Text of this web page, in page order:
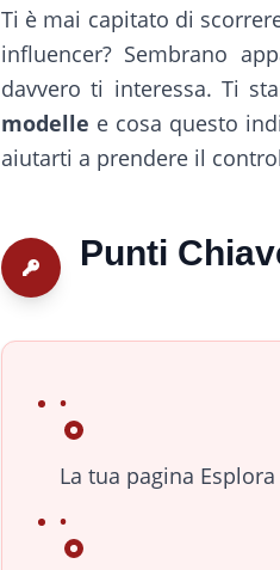
Ti è mai capitato di
influencer? Sembrano
davvero ti interessa. Ti
modelle e cosa questo
aiutarti a prendere il
Punti
La tua pagina